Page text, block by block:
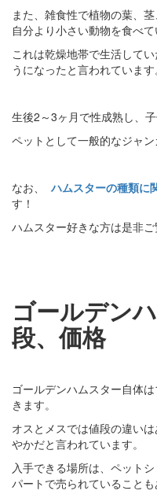
また、雑食性で植物の葉、
自分より小さい動物を食べて
これは乾燥地帯で生活して
うになったと言われています
生後2～3ヶ月で性成熟し、
ペットとして一般的なジャ
なお、ハムスターの種類に
す！
ハムスター好きな方は是非ご
ゴールデン
段、価格
ゴールデンハムスター自体
きます。
オスとメスでは値段の違い
やかだと言われています。
入手できる場所は、ペット
パートで売られていることも